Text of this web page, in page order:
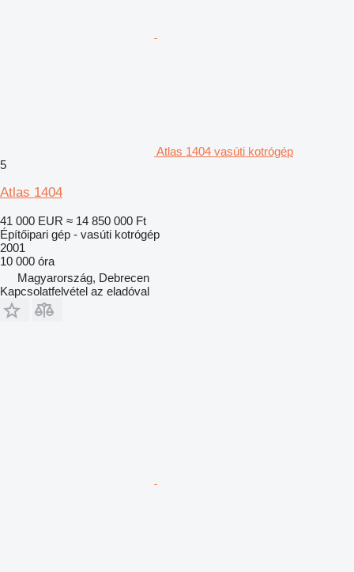
Atlas 1404 vasúti kotrógép
5
Atlas 1404
41 000 EUR ≈ 14 850 000 Ft
Építőipari gép - vasúti kotrógép
2001
10 000 óra
Magyarország, Debrecen
Kapcsolatfelvétel az eladóval